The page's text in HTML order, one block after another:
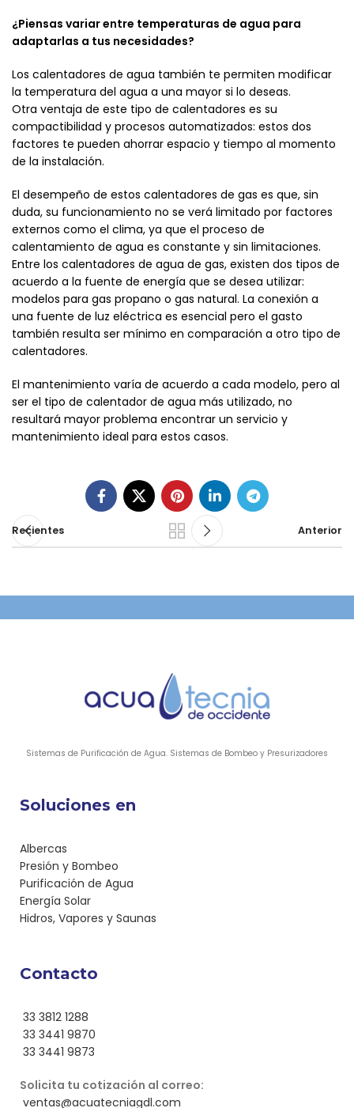
¿Piensas variar entre temperaturas de agua para
adaptarlas a tus necesidades?
Los calentadores de agua también te permiten modificar
la temperatura del agua a una mayor si lo deseas.
Otra ventaja de este tipo de calentadores es su
compactibilidad y procesos automatizados: estos dos
factores te pueden ahorrar espacio y tiempo al momento
de la instalación.
El desempeño de estos calentadores de gas es que, sin
duda, su funcionamiento no se verá limitado por factores
externos como el clima, ya que el proceso de
calentamiento de agua es constante y sin limitaciones.
Entre los calentadores de agua de gas, existen dos tipos de
acuerdo a la fuente de energía que se desea utilizar:
modelos para gas propano o gas natural. La conexión a
una fuente de luz eléctrica es esencial pero el gasto
también resulta ser mínimo en comparación a otro tipo de
calentadores.
El mantenimiento varía de acuerdo a cada modelo, pero al
ser el tipo de calentador de agua más utilizado, no
resultará mayor problema encontrar un servicio y
mantenimiento ideal para estos casos.
Recientes Anterior
Sistemas de Purificación de Agua. Sistemas de Bombeo y Presurizadores
Soluciones en
Albercas
Presión y Bombeo
Purificación de Agua
Energía Solar
Hidros, Vapores y Saunas
Contacto
33 3812 1288
33 3441 9870
33 3441 9873
Solicita tu cotización al correo:
ventas@acuatecniagdl.com